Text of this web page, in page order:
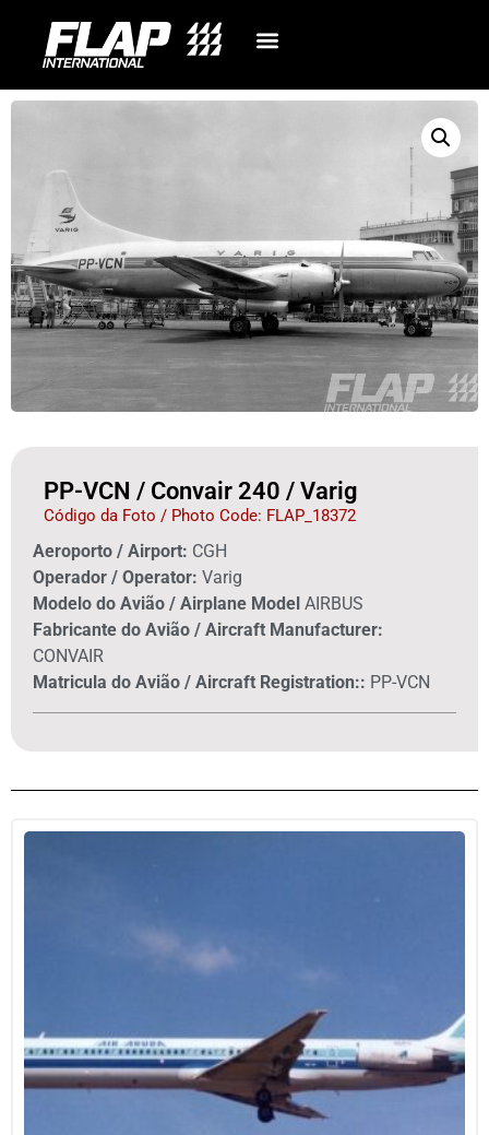
PP-VCN / Convair 240 / Varig
Código da Foto / Photo Code: FLAP_18372
Aeroporto / Airport: CGH
Operador / Operator: Varig
Modelo do Avião / Airplane Model AIRBUS
Fabricante do Avião / Aircraft Manufacturer:
CONVAIR
Matricula do Avião / Aircraft Registration:: PP-VCN